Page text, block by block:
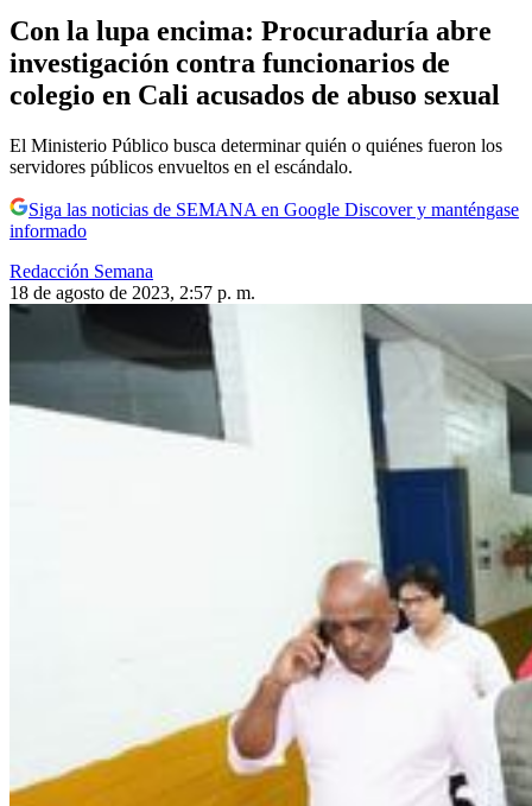
Con la lupa encima: Procuraduría abre
investigación contra funcionarios de
colegio en Cali acusados de abuso sexual
El Ministerio Público busca determinar quién o quiénes fueron los
servidores públicos envueltos en el escándalo.
Siga las noticias de SEMANA en Google Discover y manténgase
informado
Redacción Semana
18 de agosto de 2023, 2:57 p. m.